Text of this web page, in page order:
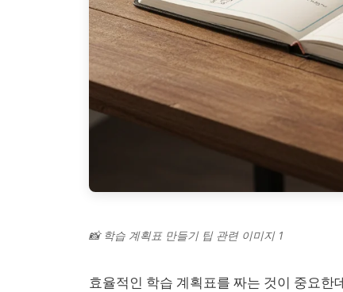
📸 학습 계획표 만들기 팁 관련 이미지 1
효율적인 학습 계획표를 짜는 것이 중요한